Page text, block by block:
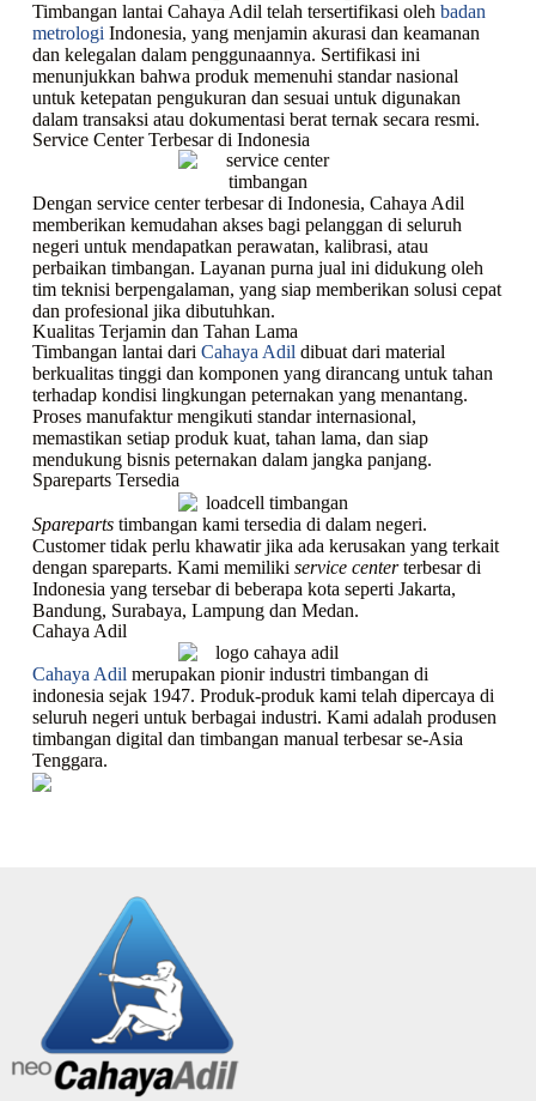
Timbangan lantai Cahaya Adil telah tersertifikasi oleh badan
metrologiIndonesia, yang menjamin akurasi dan keamanan
dan kelegalan dalam penggunaannya. Sertifikasi ini
menunjukkan bahwa produk memenuhi standar nasional
untuk ketepatan pengukuran dan sesuai untuk digunakan
dalam transaksi atau dokumentasi berat ternak secara resmi.
Service Center Terbesar di Indonesia
Dengan service center terbesar di Indonesia, Cahaya Adil
memberikan kemudahan akses bagi pelanggan di seluruh
negeri untuk mendapatkan perawatan, kalibrasi, atau
perbaikan timbangan. Layanan purna jual ini didukung oleh
tim teknisi berpengalaman, yang siap memberikan solusi cepat
dan profesional jika dibutuhkan.
Kualitas Terjamin dan Tahan Lama
Timbangan lantai dari Cahaya Adildibuat dari material
berkualitas tinggi dan komponen yang dirancang untuk tahan
terhadap kondisi lingkungan peternakan yang menantang.
Proses manufaktur mengikuti standar internasional,
memastikan setiap produk kuat, tahan lama, dan siap
mendukung bisnis peternakan dalam jangka panjang.
Spareparts Tersedia
Sparepartstimbangan kami tersedia di dalam negeri.
Customer tidak perlu khawatir jika ada kerusakan yang terkait
dengan spareparts. Kami memiliki service centerterbesar di
Indonesia yang tersebar di beberapa kota seperti Jakarta,
Bandung, Surabaya, Lampung dan Medan.
Cahaya Adil
Cahaya Adil merupakan pionir industri timbangan di
indonesia sejak 1947. Produk-produk kami telah dipercaya di
seluruh negeri untuk berbagai industri. Kami adalah produsen
timbangan digital dan timbangan manual terbesar se-Asia
Tenggara.